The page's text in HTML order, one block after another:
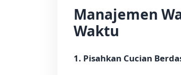
Manajemen
Waktu
1. Pisahkan Cucian